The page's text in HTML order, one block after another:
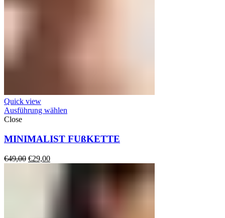
Quick view
Ausführung wählen
Close
MINIMALIST FUßKETTE
€49,00 Ursprünglicher
€29,00Aktueller